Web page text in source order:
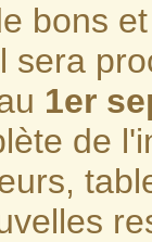
bons
sera
1er
de